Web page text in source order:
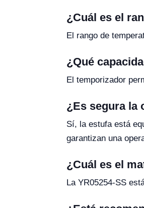
¿Cuál es el
El rango de
¿Qué
El temporizador
¿Es segura la
Sí, la estufa está
garantizan una
¿Cuál es el
La YR05254-SS